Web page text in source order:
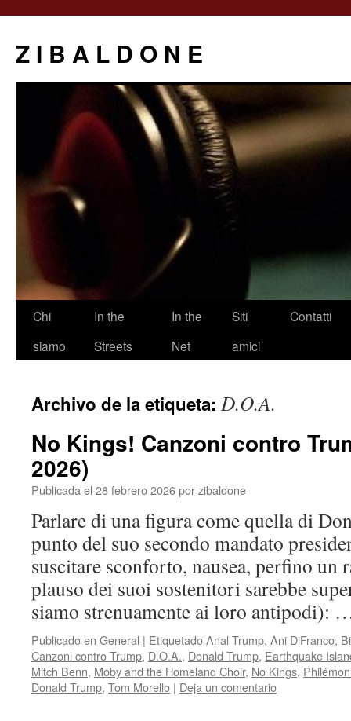
Z I B A L D O N E
Saltar
Chi
siamo
In the
Streets
In the
Net
Siti
amici
Contatti
Archivo de la etiqueta: D.O.A.
No Kings! Canzoni contro
2026)
Publicada el 28 febrero 2026porzibaldone
Parlare di una figura come quella di
punto del suo secondo mandato
suscitare sconforto, nausea, perfino un
plauso dei suoi sostenitori sarebbe
siamo strenuamente ai loro antipodi):
Publicado en General | EtiquetadoAnal Trump, Ani DiFranco,
Canzoni contro Trump, D.O.A., Donald Trump, Earthquake
Mitch Benn, Moby and the Homeland Choir, No Kings,
Donald Trump, Tom Morello | Deja un comentario